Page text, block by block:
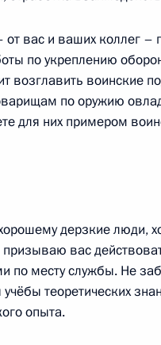
форума БРИКС
вас и ваших коллег –
по укреплению
возглавить воинские
по оружию
для них примером
дерзкие люди,
вас
по месту службы. Не
теоретических
опыта.